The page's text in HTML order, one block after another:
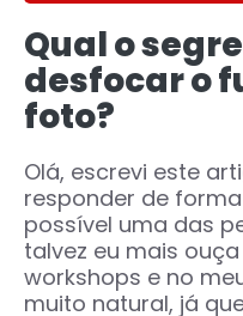
Qual o
desfocar o
foto?
Olá, escrevi este
responder de
possível uma das
talvez eu mais
workshops e no
muito natural, já que